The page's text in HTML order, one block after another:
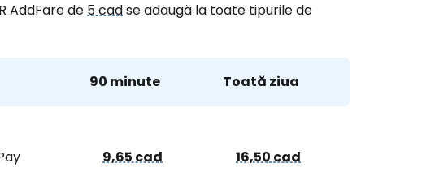
AddFarede5 cadse adaugă la toate tipurile de
90 minute Toată ziua
9,65 cad 16,50 cad